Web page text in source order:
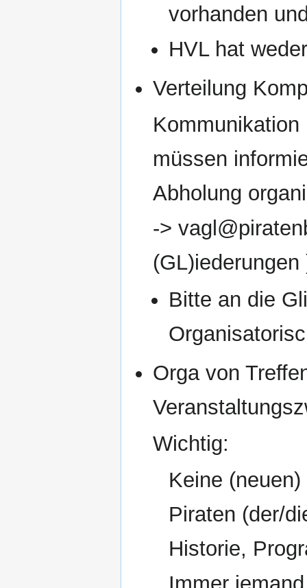
vorhanden
HVL hat
Verteilung
müssen
Abholung
->
(GL)iederungen
Bitte an die
Orga von
Wichtig:
Keine
Piraten (der/
Historie,